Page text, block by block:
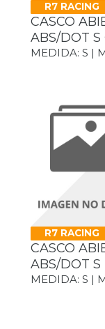
R7 RACING
CASCO
ABS/DOT S
MEDIDA: S |
R7 RACING
CASCO
ABS/DOT S
MEDIDA: S |